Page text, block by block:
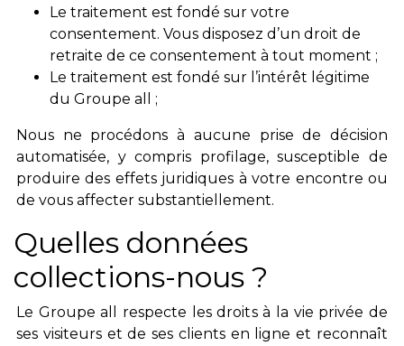
Le traitement est fondé sur votre
consentement. Vous disposez d’un droit de
retraite de ce consentement à tout moment ;
Le traitement est fondé sur l’intérêt légitime
du Groupe all ;
Nous ne procédons à aucune prise de décision
automatisée, y compris profilage, susceptible de
produire des effets juridiques à votre encontre ou
de vous affecter substantiellement.
Quelles données
collections-nous ?
Le Groupe all respecte les droits à la vie privée de
ses visiteurs et de ses clients en ligne et reconnaît